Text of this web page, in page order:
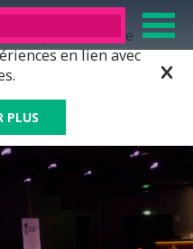
ceux qui ont soif de
en lien avec
PLUS